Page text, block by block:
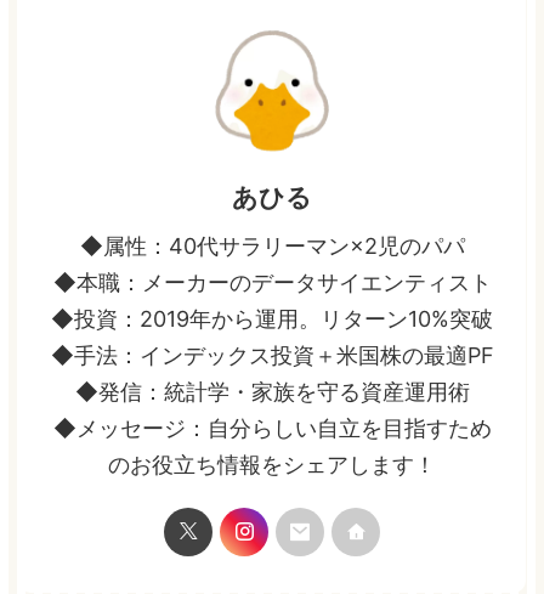
あひる
◆属性：40代サラリーマン×2児のパパ
◆本職：メーカーのデータサイエンティスト
◆投資：2019年から運用。リターン10%突破
◆手法：インデックス投資＋米国株の最適PF
◆発信：統計学・家族を守る資産運用術
◆メッセージ：自分らしい自立を目指すため
のお役立ち情報をシェアします！